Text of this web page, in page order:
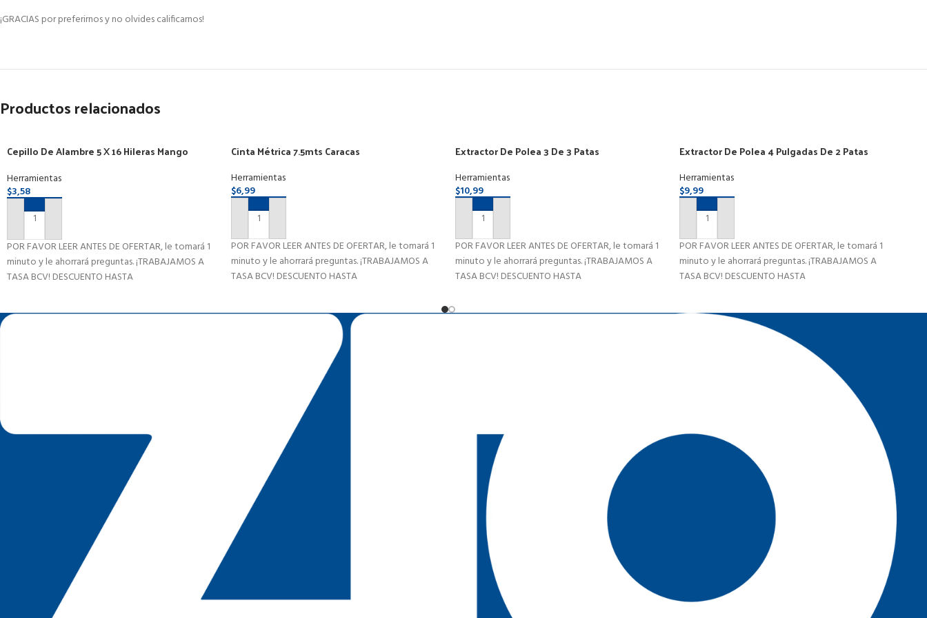
¡GRACIAS por preferirnos y no olvides calificarnos!
Productos relacionados
Cepillo De Alambre 5 X 16 Hileras Mango
Herramientas
$3,58
AÑADIR AL CARRITO
POR FAVOR LEER ANTES DE OFERTAR, le tomará 1
minuto y le ahorrará preguntas. ¡TRABAJAMOS A
TASA BCV! DESCUENTO HASTA
Cinta Métrica 7.5mts Caracas
Herramientas
$6,99
AÑADIR AL CARRITO
POR FAVOR LEER ANTES DE OFERTAR, le tomará 1
minuto y le ahorrará preguntas. ¡TRABAJAMOS A
TASA BCV! DESCUENTO HASTA
Extractor De Polea 3 De 3 Patas
Herramientas
$10,99
AÑADIR AL CARRITO
POR FAVOR LEER ANTES DE OFERTAR, le tomará 1
minuto y le ahorrará preguntas. ¡TRABAJAMOS A
TASA BCV! DESCUENTO HASTA
Extractor De Polea 4 Pulgadas De 2 Patas
Herramientas
$9,99
AÑADIR AL CARRITO
POR FAVOR LEER ANTES DE OFERTAR, le tomará 1
minuto y le ahorrará preguntas. ¡TRABAJAMOS A
TASA BCV! DESCUENTO HASTA